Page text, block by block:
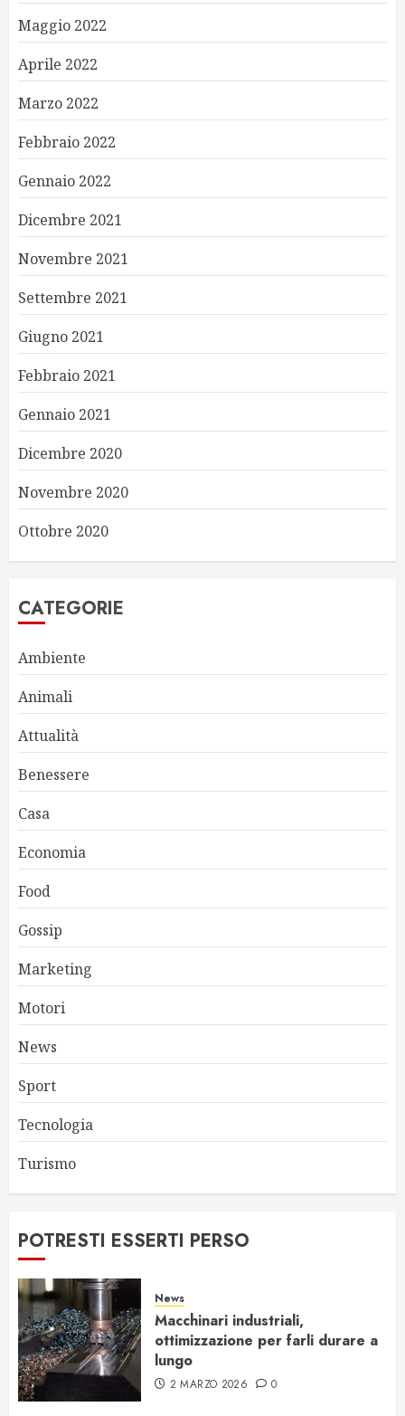
Maggio 2022
Aprile 2022
Marzo 2022
Febbraio 2022
Gennaio 2022
Dicembre 2021
Novembre 2021
Settembre 2021
Giugno 2021
Febbraio 2021
Gennaio 2021
Dicembre 2020
Novembre 2020
Ottobre 2020
CATEGORIE
Ambiente
Animali
Attualità
Benessere
Casa
Economia
Food
Gossip
Marketing
Motori
News
Sport
Tecnologia
Turismo
POTRESTI ESSERTI PERSO
News
Macchinari industriali,
ottimizzazione per farli durare a
lungo
2 MARZO 2026 0